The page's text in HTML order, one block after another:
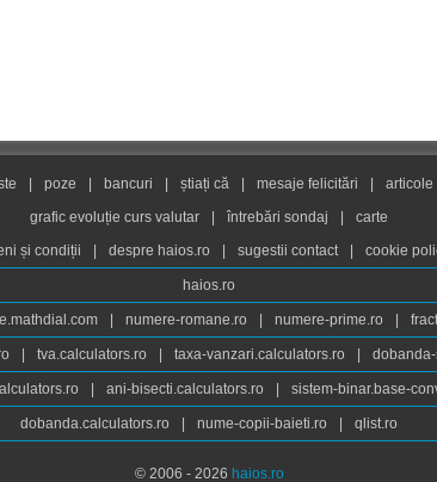
poze bancuri știați că mesaje felicitări
articole
grafic evoluție curs valutar
întrebări sondaj
carte
și condiții
despre haios.ro sugestii contact cookie
haios.ro
numere-romane.ro numere-prime.ro
tva.calculators.ro taxa-vanzari.calculators.ro
ani-bisecti.calculators.ro sistem-binar.base-
dobanda.calculators.ro nume-copii-baieti.ro qlist.ro
© 2006 - 2026 haios.ro